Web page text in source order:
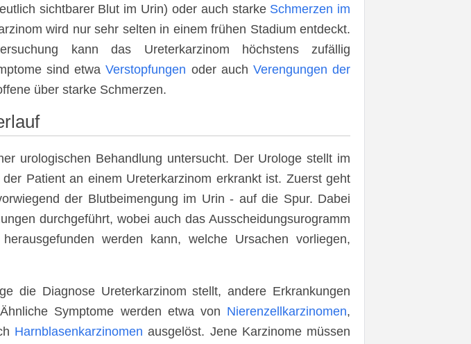
sichtbarer Blut im Urin) oder auch starke Schmerzen im
wird nur sehr selten in einem frühen Stadium entdeckt.
kann das Ureterkarzinom höchstens zufällig
sind etwaVerstopfungen oder auchVerengungen der
über starke Schmerzen.
urologischen Behandlung untersucht. Der Urologe stellt im
Patient an einem Ureterkarzinom erkrankt ist. Zuerst geht
der Blutbeimengung im Urin - auf die Spur. Dabei
durchgeführt, wobei auch das Ausscheidungsurogramm
werden kann, welche Ursachen vorliegen,
die Diagnose Ureterkarzinom stellt, andere Erkrankungen
Symptome werden etwa von Nierenzellkarzinomen,
Harnblasenkarzinomen ausgelöst. Jene Karzinome müssen